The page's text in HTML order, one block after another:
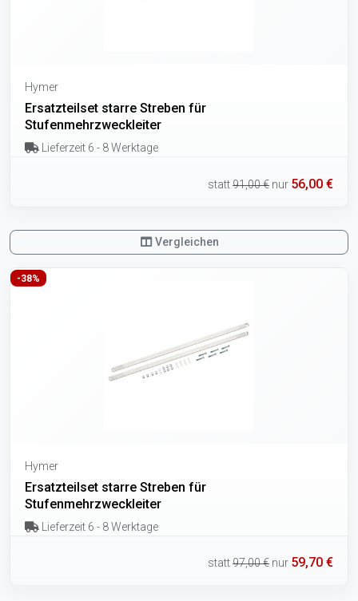
Hymer
Ersatzteilset starre Streben für
Stufenmehrzweckleiter
Lieferzeit 6 - 8 Werktage
statt91,00 € nur 56,00 €
Vergleichen
-38%
Hymer
Ersatzteilset starre Streben für
Stufenmehrzweckleiter
Lieferzeit 6 - 8 Werktage
statt97,00 € nur 59,70 €